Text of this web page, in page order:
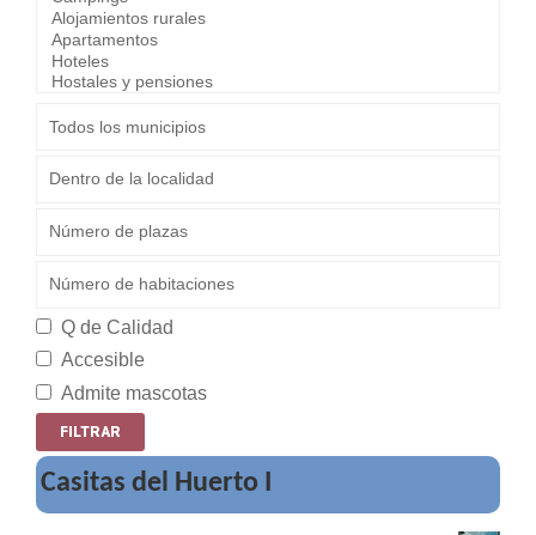
Q de Calidad
Accesible
Admite mascotas
Casitas del Huerto I